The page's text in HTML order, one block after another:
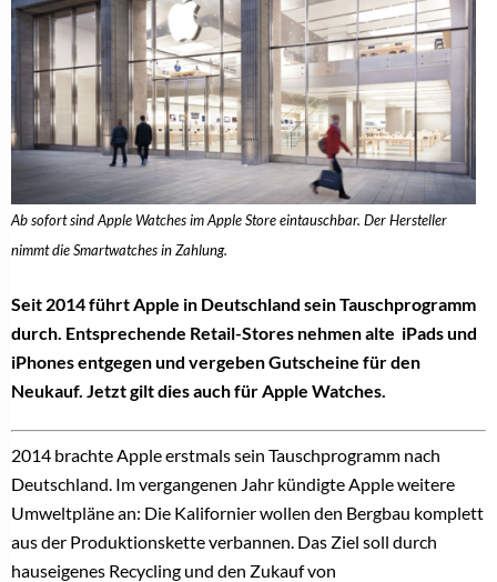
Ab sofort sind Apple Watches im Apple Store eintauschbar. Der Hersteller
nimmt die Smartwatches in Zahlung.
Seit 2014 führt Apple in Deutschland sein Tauschprogramm
durch. Entsprechende Retail-Stores nehmen alte iPads und
iPhones entgegen und vergeben Gutscheine für den
Neukauf. Jetzt gilt dies auch für Apple Watches.
2014 brachte Apple erstmals sein Tauschprogramm nach
Deutschland. Im vergangenen Jahr kündigte Apple weitere
Umweltplänean: Die Kalifornier wollen den Bergbau komplett
aus der Produktionskette verbannen. Das Ziel soll durch
hauseigenes Recycling und den Zukauf von